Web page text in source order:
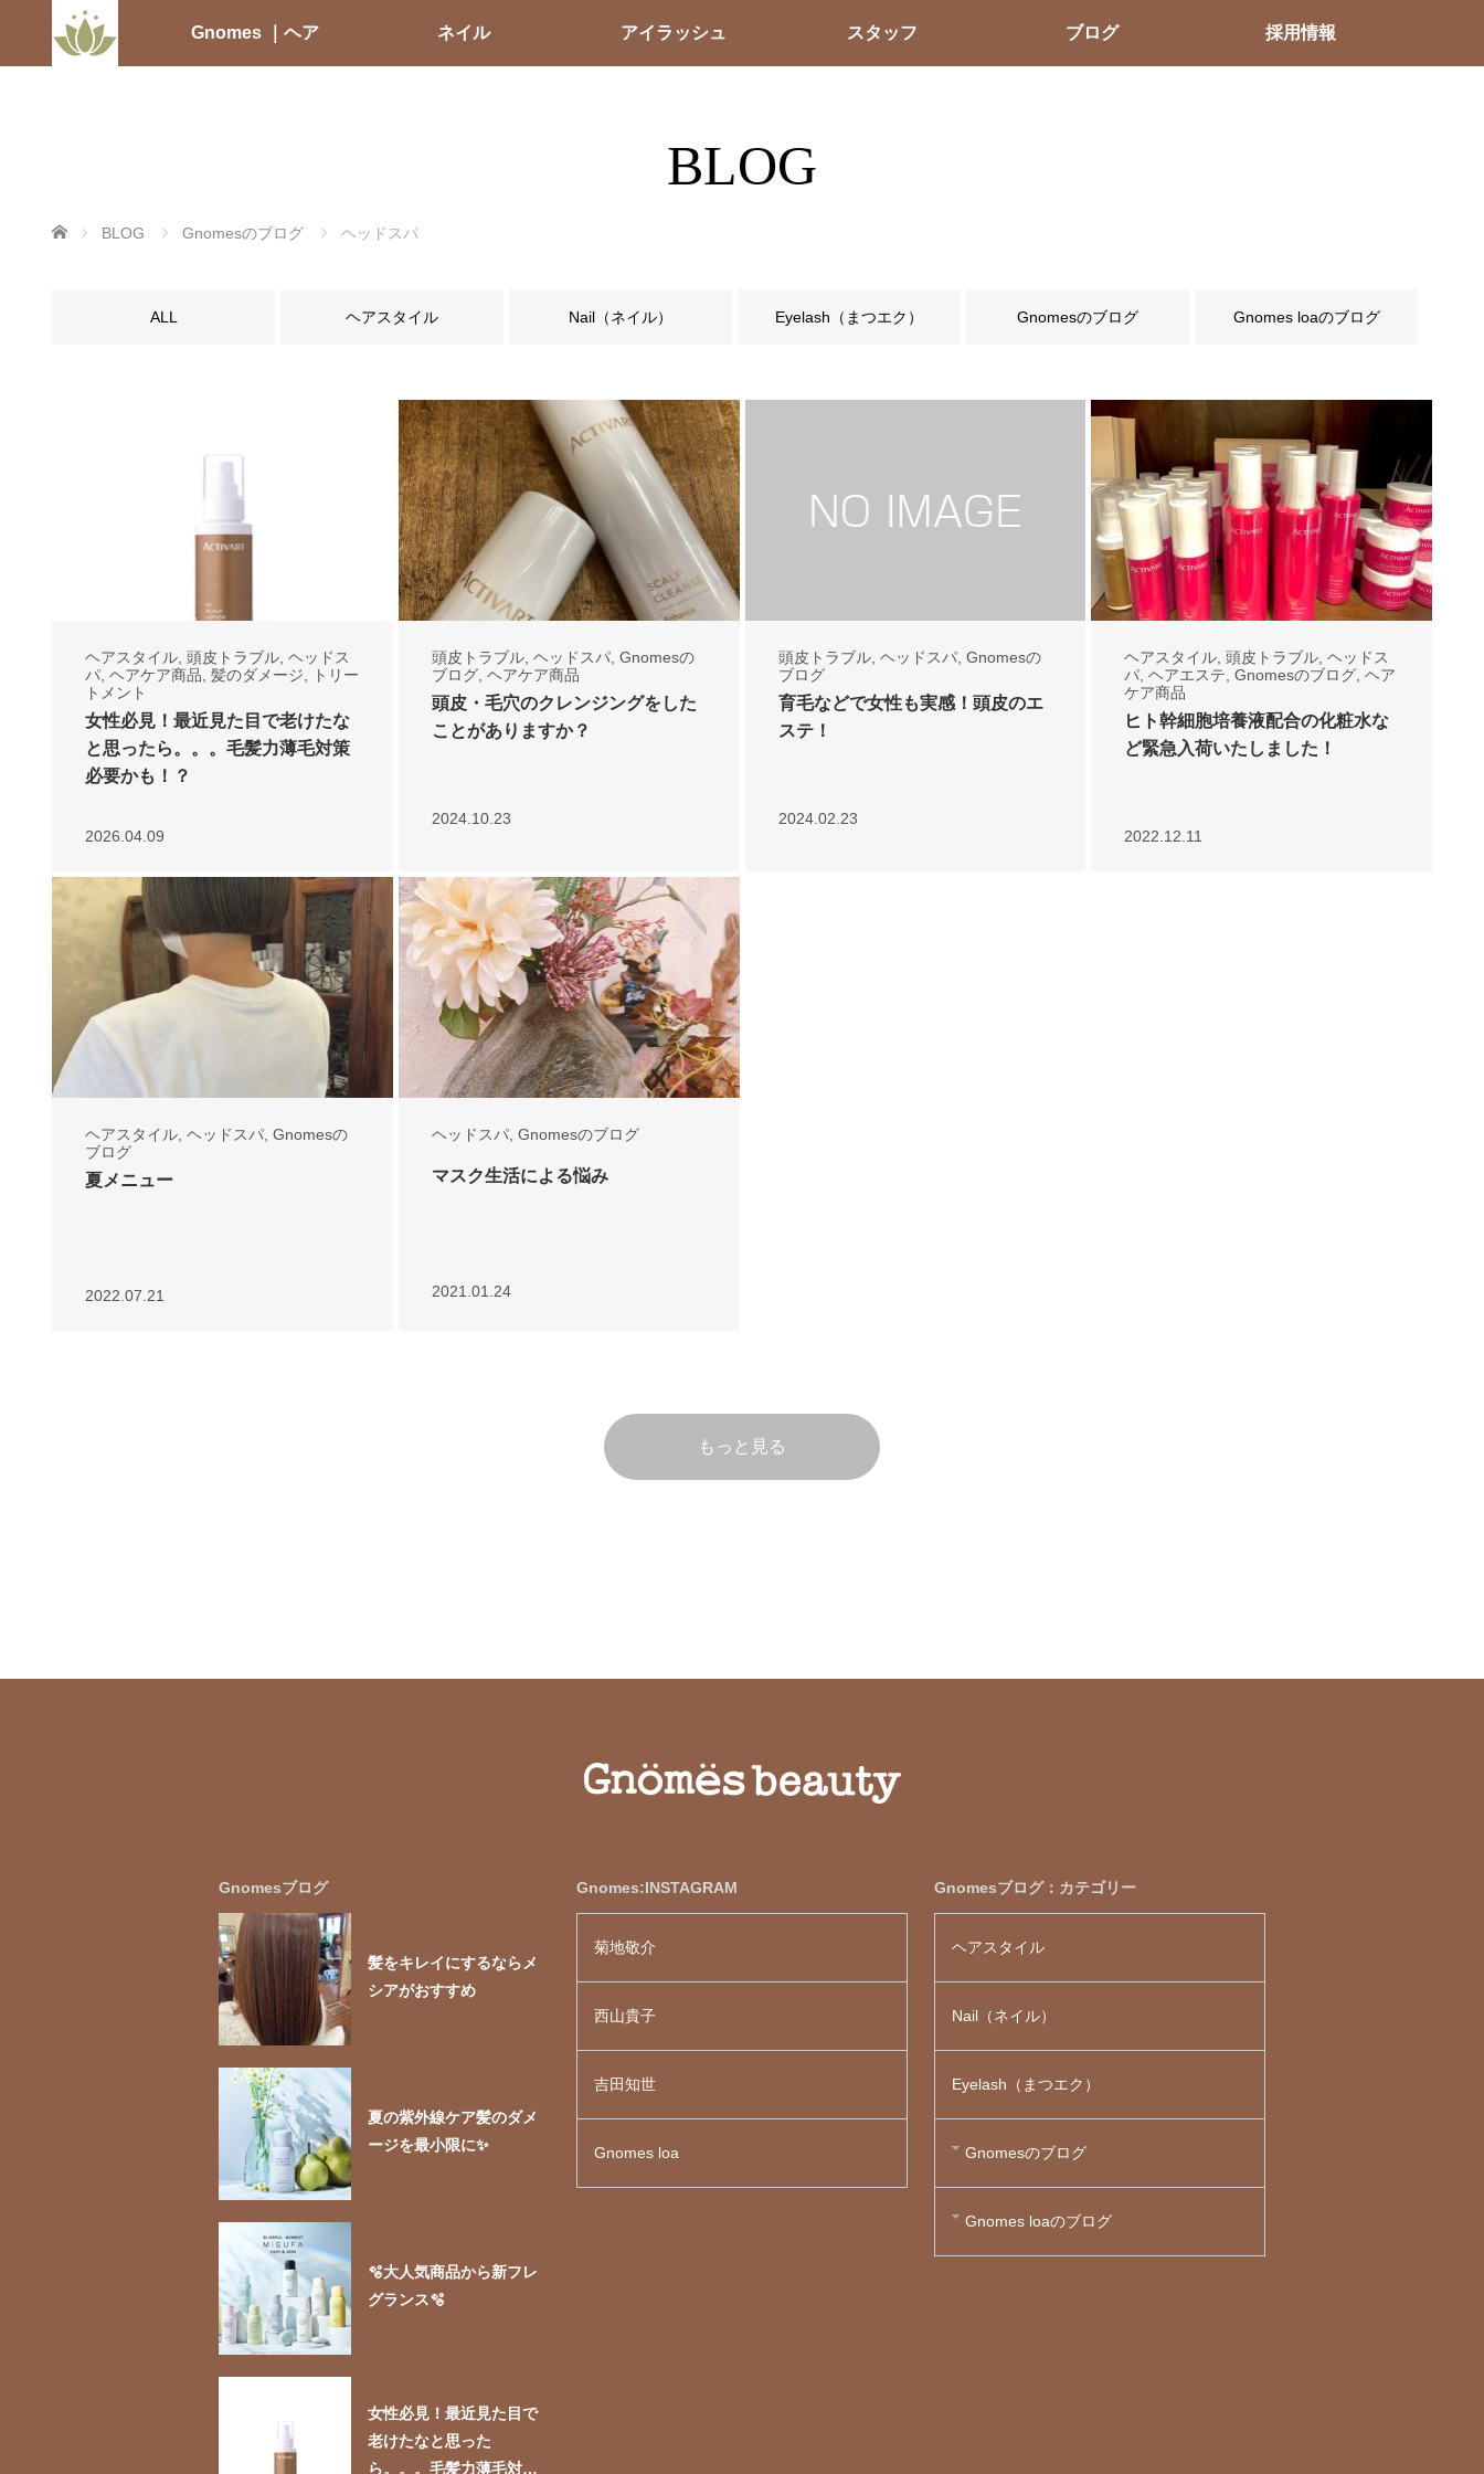
Gnomes ｜ヘア ネイル アイラッシュ スタッフ ブログ 採用情報
BLOG
ホーム BLOG Gnomesのブログ ヘッドスパ
ALL ヘアスタイル Nail（ネイル） Eyelash（まつエク） Gnomesのブログ Gnomes loaのブログ
ヘアスタイル 頭皮トラブル ヘッドス
パ ヘアケア商品 髪のダメージ
トリー
トメント
女性必見！最近見た目で老けたな
と思ったら。。。毛髪力薄毛対策
必要かも！？
2026.04.09
頭皮トラブル, ヘッドスパ, Gnomesの
ブログ, ヘアケア商品
頭皮・毛穴のクレンジングをした
ことがありますか？
2024.10.23
頭皮トラブル, ヘッドスパ, Gnomesの
ブログ
育毛などで女性も実感！頭皮のエ
ステ！
2024.02.23
ヘアスタイル ,頭皮トラブル ,ヘッドス
パ ,ヘアエステ ,Gnomesのブログ ,ヘア
ケア商品
ヒト幹細胞培養液配合の化粧水な
ど緊急入荷いたしました！
2022.12.11
ヘアスタイル ヘッドスパ Gnomesの
ブログ
夏メニュー
2022.07.21
ヘッドスパ, Gnomesのブログ
マスク生活による悩み
2021.01.24
もっと見る
Gnomesブログ
髪をキレイにするならメ
シアがおすすめ
夏の紫外線ケア髪のダメ
ージを最小限に✨
🫧大人気商品から新フレ
グランス🫧
女性必見！最近見た目で
老けたなと思った
ら。。。毛髪力薄毛対策
Gnomes:INSTAGRAM
菊地敬介
西山貴子
吉田知世
Gnomes loa
Gnomesブログ：カテゴリー
ヘアスタイル
Nail（ネイル）
Eyelash（まつエク）
Gnomesのブログ
Gnomes loaのブログ